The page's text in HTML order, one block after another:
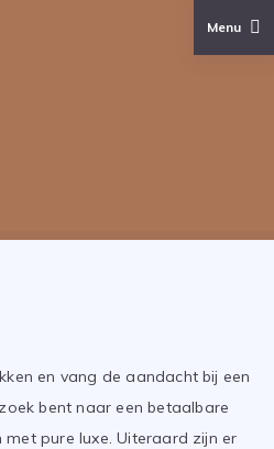
Menu
en vang de aandacht bij een
bent naar een betaalbare
pure luxe. Uiteraard zijn er